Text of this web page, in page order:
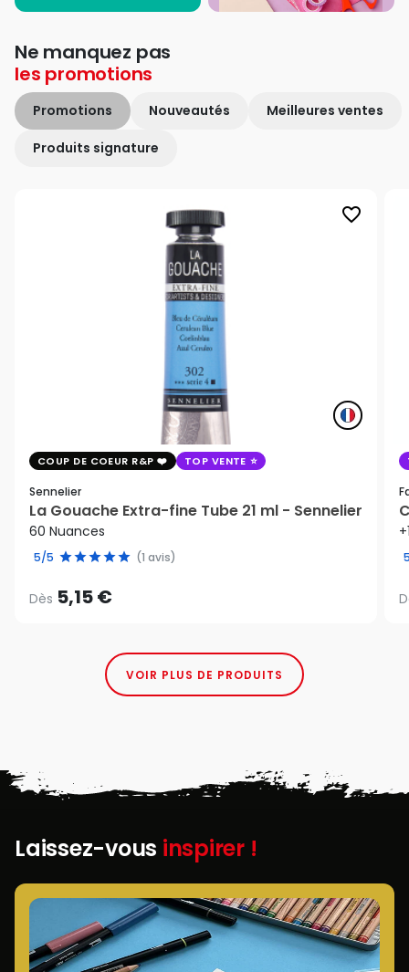
Ne manquez pas
les promotions
Promotions Nouveautés Meilleures ventes
Produits signature
favorite_border
COUP DE COEUR R&P TOP VENTE
Sennelier
La Gouache Extra-fine Tube 21 ml - Sennelier
60 Nuances
5/5 (1 avis)
Dès 5,15 €
VOIR PLUS DE PRODUITS
Laissez-vous inspirer !